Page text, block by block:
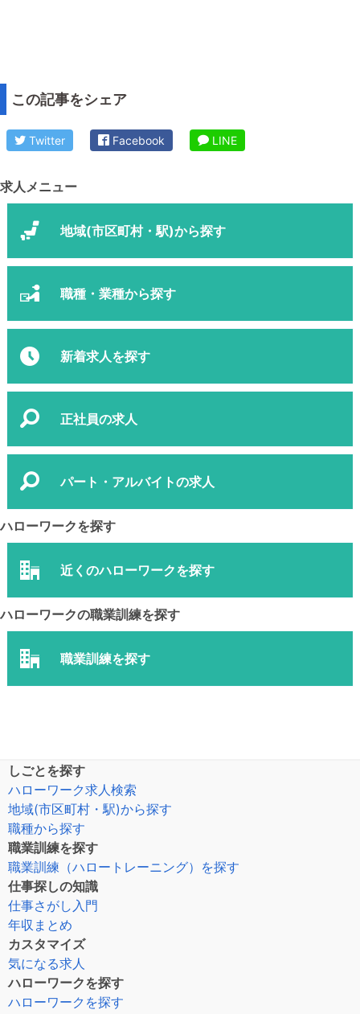
この記事をシェア
Twitter Facebook LINE
求人メニュー
地域(市区町村・駅)から探す
職種・業種から探す
新着求人を探す
正社員の求人
パート・アルバイトの求人
ハローワークを探す
近くのハローワークを探す
ハローワークの職業訓練を探す
職業訓練を探す
しごとを探す
ハローワーク求人検索
地域(市区町村・駅)から探す
職種から探す
職業訓練を探す
職業訓練（ハロートレーニング）を探す
仕事探しの知識
仕事さがし入門
年収まとめ
カスタマイズ
気になる求人
ハローワークを探す
ハローワークを探す